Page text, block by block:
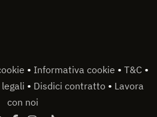
• Informativa cookie • T&C •
• Disdici contratto • Lavora
con noi